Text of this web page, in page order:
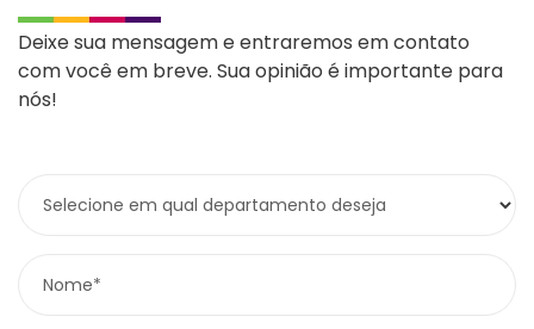
Deixe sua mensagem e entraremos em contato
com você em breve. Sua opinião é importante para
nós!
Selecione em qual departamento deseja
Nome*